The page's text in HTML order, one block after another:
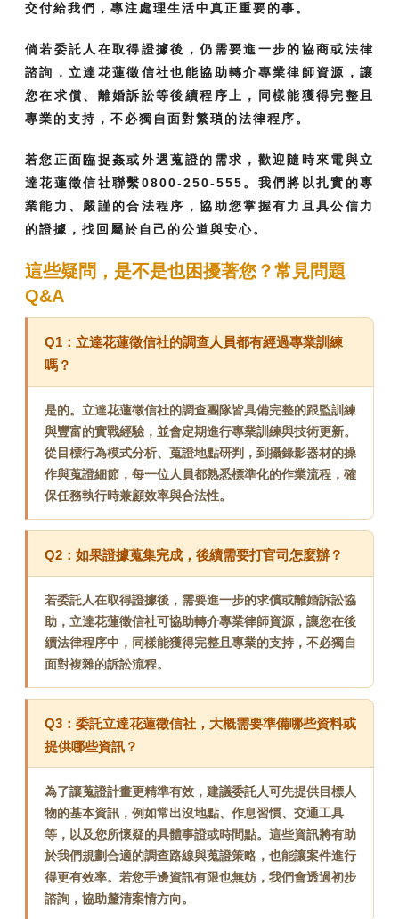
交付給我們，專注處理生活中真正重要的事。
倘若委託人在取得證據後，仍需要進一步的協商或法律
諮詢，立達花蓮徵信社也能協助轉介專業律師資源，讓
您在求償、離婚訴訟等後續程序上，同樣能獲得完整且
專業的支持，不必獨自面對繁瑣的法律程序。
若您正面臨捉姦或外遇蒐證的需求，歡迎隨時來電與立
達花蓮徵信社聯繫0800-250-555。我們將以扎實的專
業能力、嚴謹的合法程序，協助您掌握有力且具公信力
的證據，找回屬於自己的公道與安心。
這些疑問，是不是也困擾著您？常見問題
Q&A
Q1：立達花蓮徵信社的調查人員都有經過專業訓練
嗎？
是的。立達花蓮徵信社的調查團隊皆具備完整的跟監訓練
與豐富的實戰經驗，並會定期進行專業訓練與技術更新。
從目標行為模式分析、蒐證地點研判，到攝錄影器材的操
作與蒐證細節，每一位人員都熟悉標準化的作業流程，確
保任務執行時兼顧效率與合法性。
Q2：如果證據蒐集完成，後續需要打官司怎麼辦？
若委託人在取得證據後，需要進一步的求償或離婚訴訟協
助，立達花蓮徵信社可協助轉介專業律師資源，讓您在後
續法律程序中，同樣能獲得完整且專業的支持，不必獨自
面對複雜的訴訟流程。
Q3：委託立達花蓮徵信社，大概需要準備哪些資料或
提供哪些資訊？
為了讓蒐證計畫更精準有效，建議委託人可先提供目標人
物的基本資訊，例如常出沒地點、作息習慣、交通工具
等，以及您所懷疑的具體事證或時間點。這些資訊將有助
於我們規劃合適的調查路線與蒐證策略，也能讓案件進行
得更有效率。若您手邊資訊有限也無妨，我們會透過初步
諮詢，協助釐清案情方向。